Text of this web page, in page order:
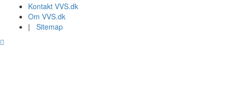
Kontakt VVS.dk
Om VVS.dk
| Sitemap